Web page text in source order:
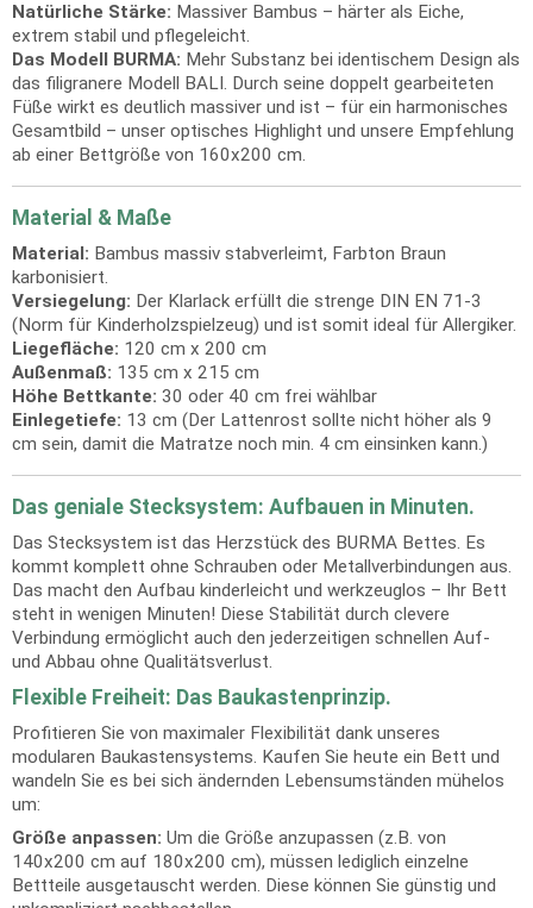
Natürliche Stärke: Massiver Bambus – härter als Eiche,
extrem stabil und pflegeleicht.
Das Modell BURMA: Mehr Substanz bei identischem Design als
das filigranere Modell BALI. Durch seine doppelt gearbeiteten
Füße wirkt es deutlich massiver und ist – für ein harmonisches
Gesamtbild – unser optisches Highlight und unsere Empfehlung
ab einer Bettgröße von 160x200 cm.
Material & Maße
Material: Bambus massiv stabverleimt, Farbton Braun
karbonisiert.
Versiegelung: Der Klarlack erfüllt die strenge DIN EN 71-3
(Norm für Kinderholzspielzeug) und ist somit ideal für Allergiker.
Liegefläche: 120 cm x 200 cm
Außenmaß: 135 cm x 215 cm
Höhe Bettkante: 30 oder 40 cm frei wählbar
Einlegetiefe: 13 cm (Der Lattenrost sollte nicht höher als 9
cm sein, damit die Matratze noch min. 4 cm einsinken kann.)
Das geniale Stecksystem: Aufbauen in Minuten.
Das Stecksystem ist das Herzstück des BURMA Bettes. Es
kommt komplett ohne Schrauben oder Metallverbindungen aus.
Das macht den Aufbau kinderleicht und werkzeuglos – Ihr Bett
steht in wenigen Minuten! Diese Stabilität durch clevere
Verbindung ermöglicht auch den jederzeitigen schnellen Auf-
und Abbau ohne Qualitätsverlust.
Flexible Freiheit: Das Baukastenprinzip.
Profitieren Sie von maximaler Flexibilität dank unseres
modularen Baukastensystems. Kaufen Sie heute ein Bett und
wandeln Sie es bei sich ändernden Lebensumständen mühelos
um:
Größe anpassen: Um die Größe anzupassen (z.B. von
140x200 cm auf 180x200 cm), müssen lediglich einzelne
Bettteile ausgetauscht werden. Diese können Sie günstig und